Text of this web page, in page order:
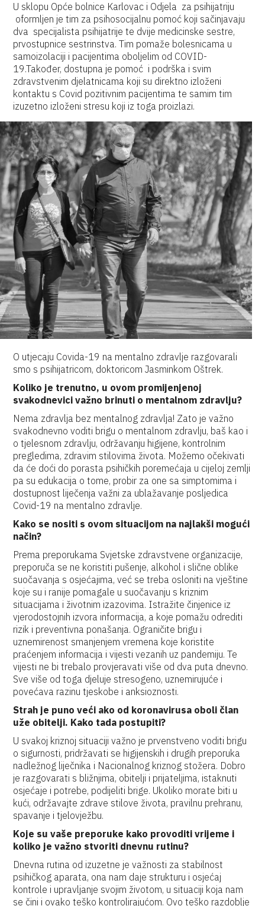
U sklopu Opće bolnice Karlovac i Odjela za psihijatriju
oformljen je tim za psihosocijalnu pomoć koji sačinjavaju
dva specijalista psihijatrije te dvije medicinske sestre,
prvostupnice sestrinstva. Tim pomaže bolesnicama u
samoizolaciji i pacijentima oboljelim od COVID-
19.Također, dostupna je pomoć i podrška i svim
zdravstvenim djelatnicama koji su direktno izloženi
kontaktu s Covid pozitivnim pacijentima te samim tim
izuzetno izloženi stresu koji iz toga proizlazi.
O utjecaju Covida-19 na mentalno zdravlje razgovarali
smo s psihijatricom, doktoricom Jasminkom Oštrek.
Koliko je trenutno, u ovom promijenjenoj
svakodnevici važno brinuti o mentalnom zdravlju?
Nema zdravlja bez mentalnog zdravlja! Zato je važno
svakodnevno voditi brigu o mentalnom zdravlju, baš kao i
o tjelesnom zdravlju, održavanju higijene, kontrolnim
pregledima, zdravim stilovima života. Možemo očekivati
da će doći do porasta psihičkih poremećaja u cijeloj zemlji
pa su edukacija o tome, probir za one sa simptomima i
dostupnost liječenja važni za ublažavanje posljedica
Covid-19 na mentalno zdravlje.
Kako se nositi s ovom situacijom na najlakši mogući
način?
Prema preporukama Svjetske zdravstvene organizacije,
preporuča se ne koristiti pušenje, alkohol i slične oblike
suočavanja s osjećajima, već se treba osloniti na vještine
koje su i ranije pomagale u suočavanju s kriznim
situacijama i životnim izazovima. Istražite činjenice iz
vjerodostojnih izvora informacija, a koje pomažu odrediti
rizik i preventivna ponašanja. Ograničite brigu i
uznemirenost smanjenjem vremena koje koristite
praćenjem informacija i vijesti vezanih uz pandemiju. Te
vijesti ne bi trebalo provjeravati više od dva puta dnevno.
Sve više od toga djeluje stresogeno, uznemirujuće i
povećava razinu tjeskobe i anksioznosti.
Strah je puno veći ako od koronavirusa oboli član
uže obitelji. Kako tada postupiti?
U svakoj kriznoj situaciji važno je prvenstveno voditi brigu
o sigurnosti, pridržavati se higijenskih i drugih preporuka
nadležnog liječnika i Nacionalnog kriznog stožera. Dobro
je razgovarati s bližnjima, obitelji i prijateljima, istaknuti
osjećaje i potrebe, podijeliti brige. Ukoliko morate biti u
kući, održavajte zdrave stilove života, pravilnu prehranu,
spavanje i tjelovježbu.
Koje su vaše preporuke kako provoditi vrijeme i
koliko je važno stvoriti dnevnu rutinu?
Dnevna rutina od izuzetne je važnosti za stabilnost
psihičkog aparata, ona nam daje strukturu i osjećaj
kontrole i upravljanje svojim životom, u situaciji koja nam
se čini i ovako teško kontrolirajućom. Ovo teško razdoblje